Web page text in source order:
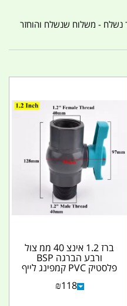
נשלח - משלוח שנשלח והוחזר
ברז 1.2 אינצ 40 ממ צול
ורבע הברגה BSP
פלסטיק PVC קמפינג לייף
₪118